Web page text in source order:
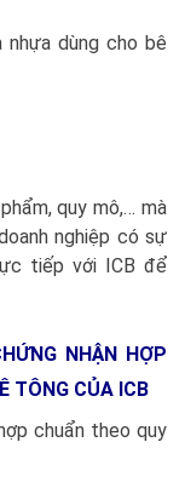
nhựa dùng cho bê
quy mô,… mà
nghiệp có sự
tiếp với ICB để
NHẬN HỢP
TÔNG CỦA ICB
chuẩn theo quy